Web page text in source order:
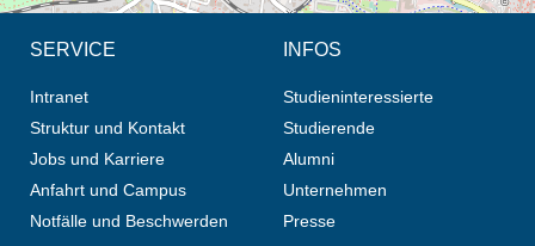
SERVICE
Intranet
Struktur und Kontakt
Jobs und Karriere
Anfahrt und Campus
Notfälle und Beschwerden
INFOS
Studieninteressierte
Studierende
Alumni
Unternehmen
Presse